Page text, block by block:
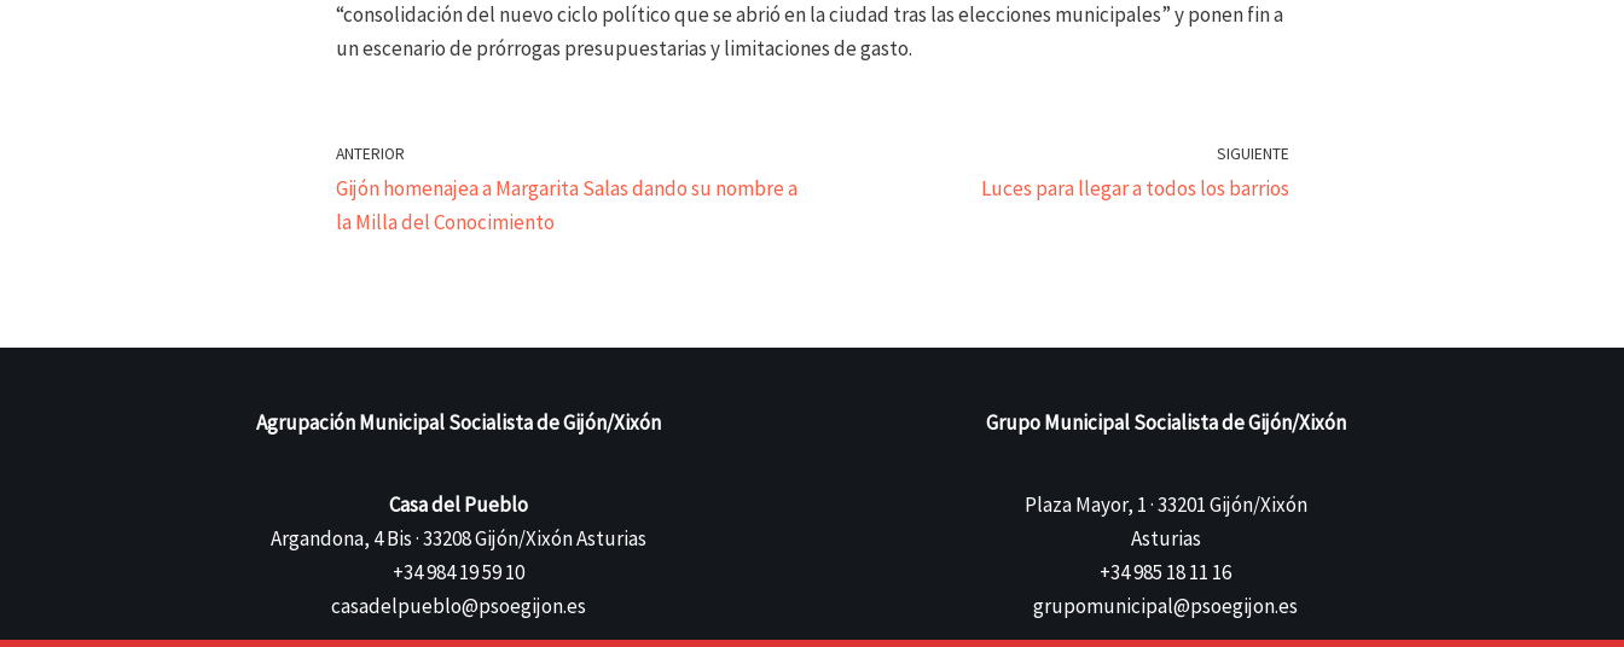
“consolidación del nuevo ciclo político que se abrió en la ciudad tras las elecciones municipales” y ponen fin a
un escenario de prórrogas presupuestarias y limitaciones de gasto.
ANTERIOR
Gijón homenajea a Margarita Salas dando su nombre a
la Milla del Conocimiento
SIGUIENTE
Luces para llegar a todos los barrios
Agrupación Municipal Socialista de Gijón/Xixón
Casa del Pueblo
Argandona, 4 Bis · 33208 Gijón/Xixón Asturias
+34 984 19 59 10
casadelpueblo@psoegijon.es
Grupo Municipal Socialista de Gijón/Xixón
Plaza Mayor, 1 · 33201 Gijón/Xixón
Asturias
+34 985 18 11 16
grupomunicipal@psoegijon.es